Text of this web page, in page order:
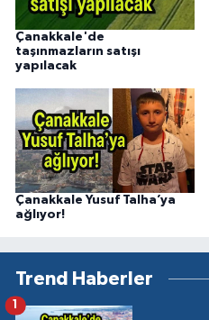
Çanakkale'de
taşınmazların satışı
yapılacak
Çanakkale Yusuf Talha’ya
ağlıyor!
Trend Haberler